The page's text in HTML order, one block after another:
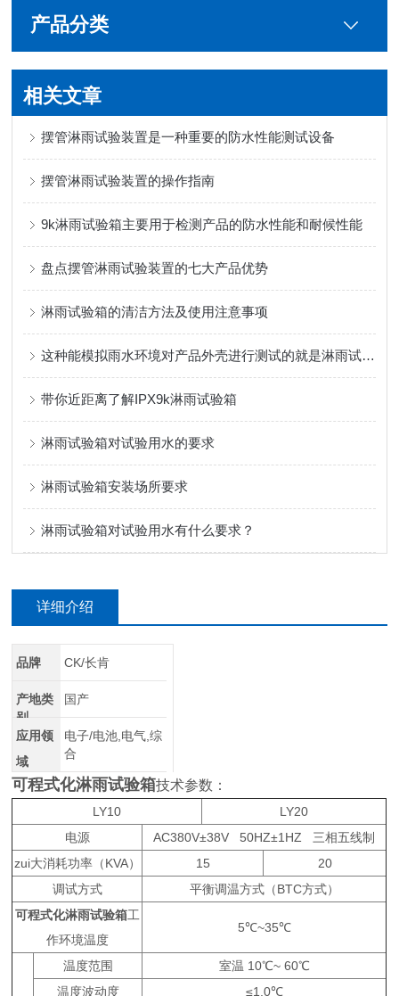
产品分类
相关文章
摆管淋雨试验装置是一种重要的防水性能测试设备
摆管淋雨试验装置的操作指南
9k淋雨试验箱主要用于检测产品的防水性能和耐候性能
盘点摆管淋雨试验装置的七大产品优势
淋雨试验箱的清洁方法及使用注意事项
这种能模拟雨水环境对产品外壳进行测试的就是淋雨试验箱
带你近距离了解IPX9k淋雨试验箱
淋雨试验箱对试验用水的要求
淋雨试验箱安装场所要求
淋雨试验箱对试验用水有什么要求？
详细介绍
品牌 CK/长肯
产地类
别
国产
应用领
域
电子/电池,电气,综
合
可程式化淋雨试验箱技术参数：
LY10
LY20
电源
AC380V±38V 50HZ±1HZ 三相五线制
zui大消耗功率（KVA）
15
20
调试方式
平衡调温方式（BTC方式）
可程式化淋雨试验箱工
作环境温度
5℃~35℃
温度范围
室温 10℃~ 60℃
温度波动度
≤1.0℃